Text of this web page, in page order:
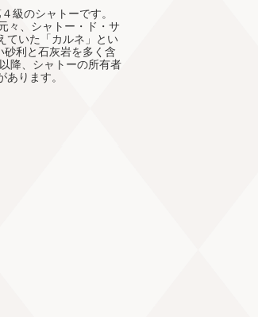
級のシャトーです。
々、シャトー・ド・サ
ていた「カルネ」とい
砂利と石灰岩を多く含
降、シャトーの所有者
ります。